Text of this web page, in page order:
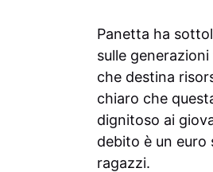
Panetta ha
sulle
che destina
chiaro che
dignitoso ai
debito è un
ragazzi.